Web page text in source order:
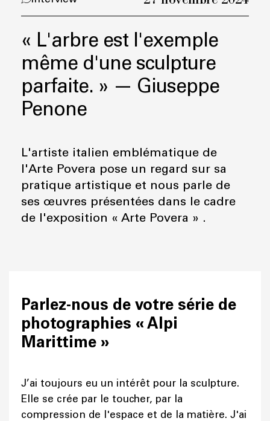
« L'arbre est l'exemple
même d'une sculpture
parfaite. » — Giuseppe
Penone
L'artiste italien emblématique de
l'Arte Povera pose un regard sur sa
pratique artistique et nous parle de
ses œuvres présentées dans le cadre
de l'exposition « Arte Povera » .
Parlez-nous de votre série de
photographies « Alpi
Marittime »
J’ai toujours eu un intérêt pour la sculpture.
Elle se crée par le toucher, par la
compression de l'espace et de la matière. J'ai